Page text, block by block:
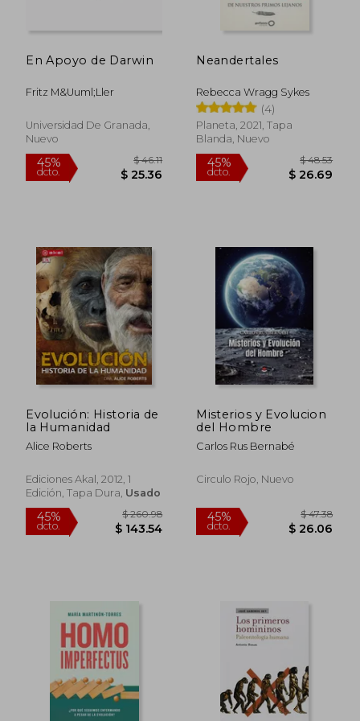
45% 45%
En Apoyo de Darwin
Fritz M&Uuml;Ller
Universidad De Granada,
Nuevo
45%
dcto.
$ 46.11
Neandertales
Rebecca Wragg Sykes
(4)
Planeta, 2021, Tapa
Blanda, Nuevo
45%
dcto.
Evolución: Historia de
la Humanidad
Alice Roberts
Ediciones Akal, 2012, 1
Edición, Tapa Dura, Usado
Misterios y Evolucion
del Hombre
Carlos Rus Bernabé
Circulo Rojo, Nuevo